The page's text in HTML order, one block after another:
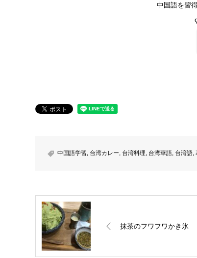
中国語を習
中国語学習, 台湾カレー, 台湾料理, 台湾華語, 台湾語,
抹茶のフワフワかき氷